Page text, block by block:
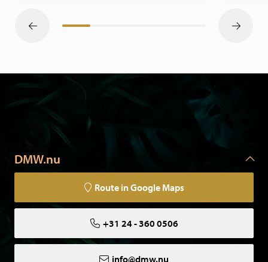
DMW.nu
Route in Google Maps
+31 24 - 360 0506
info@dmw.nu